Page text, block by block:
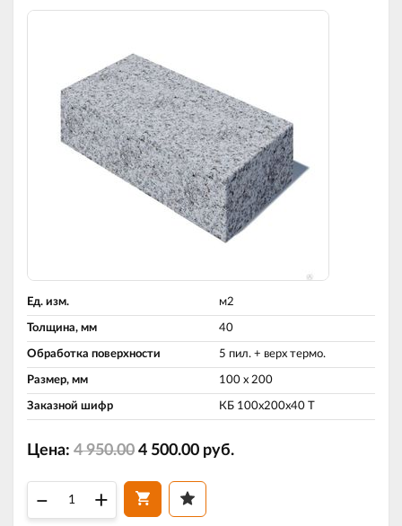
Ед. изм. м2
Толщина, мм 40
Обработка поверхности 5 пил. + верх термо.
Размер, мм 100 х 200
Заказной шифр КБ 100х200х40 Т
Цена: 4 950.00 4 500.00 руб.
– +